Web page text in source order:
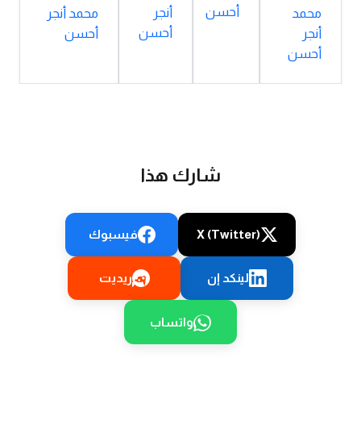
محمد
أنجر
أحسن
أحسن
أنجر
أحسن
محمد أنجر
أحسن
شارك هذا
X (Twitter) فيسبوك
لينكد إن ريديت
واتساب